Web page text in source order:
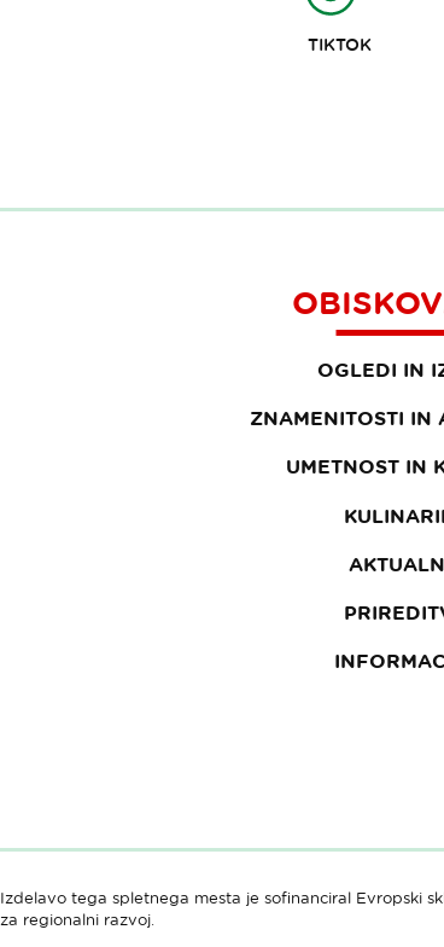
TIKTOK
OGLEDI IN
ZNAMENITOSTI IN
UMETNOST IN
Izdelavo tega spletnega mesta je sofinanciral Evropski
za regionalni razvoj.